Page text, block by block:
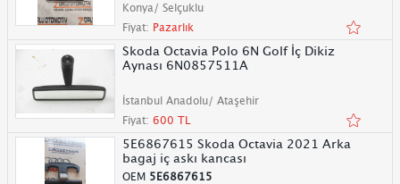
Konya/ Selçuklu
Fiyat: Pazarlık
Skoda Octavia Polo 6N Golf İç Dikiz
Aynası 6N0857511A
İstanbul Anadolu/ Ataşehir
Fiyat: 600 TL
5E6867615 Skoda Octavia 2021 Arka
bagaj iç askı kancası
OEM 5E6867615